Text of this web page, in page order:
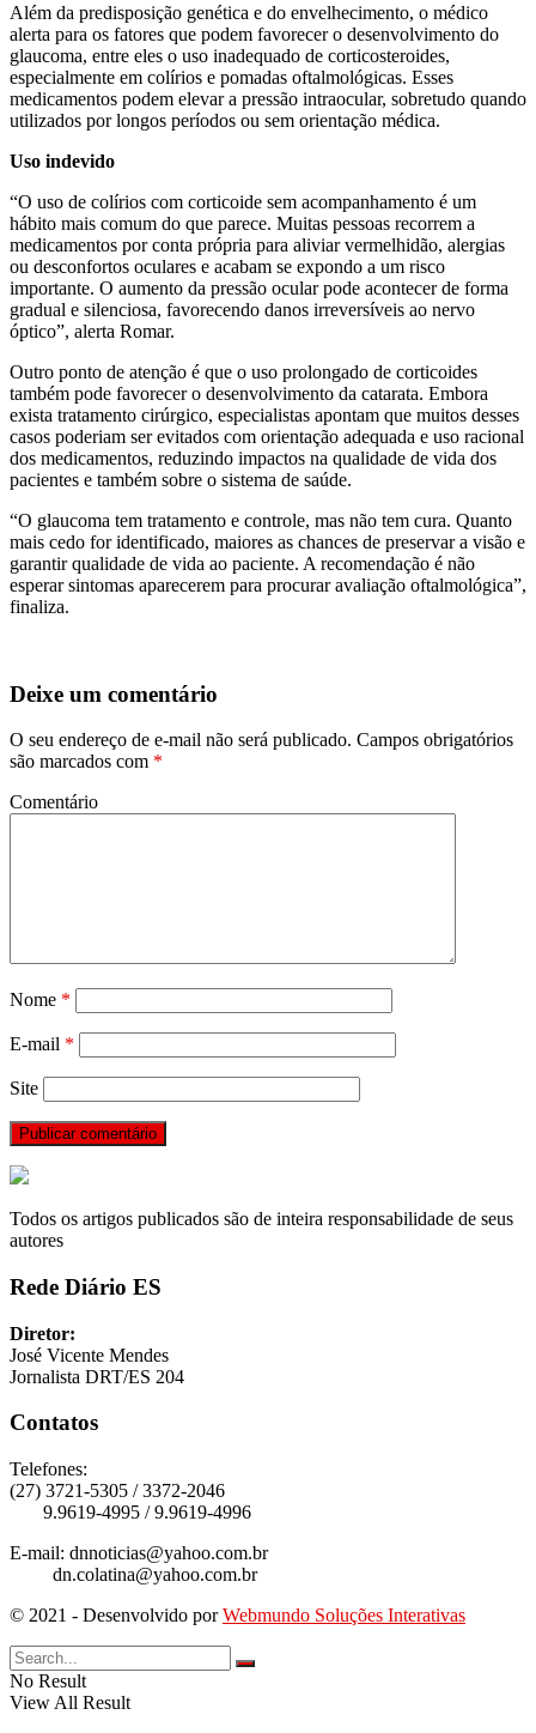
Além da predisposição genética e do envelhecimento, o médico
alerta para os fatores que podem favorecer o desenvolvimento do
glaucoma, entre eles o uso inadequado de corticosteroides,
especialmente em colírios e pomadas oftalmológicas. Esses
medicamentos podem elevar a pressão intraocular, sobretudo quando
utilizados por longos períodos ou sem orientação médica.
Uso indevido
“O uso de colírios com corticoide sem acompanhamento é um
hábito mais comum do que parece. Muitas pessoas recorrem a
medicamentos por conta própria para aliviar vermelhidão, alergias
ou desconfortos oculares e acabam se expondo a um risco
importante. O aumento da pressão ocular pode acontecer de forma
gradual e silenciosa, favorecendo danos irreversíveis ao nervo
óptico”, alerta Romar.
Outro ponto de atenção é que o uso prolongado de corticoides
também pode favorecer o desenvolvimento da catarata. Embora
exista tratamento cirúrgico, especialistas apontam que muitos desses
casos poderiam ser evitados com orientação adequada e uso racional
dos medicamentos, reduzindo impactos na qualidade de vida dos
pacientes e também sobre o sistema de saúde.
“O glaucoma tem tratamento e controle, mas não tem cura. Quanto
mais cedo for identificado, maiores as chances de preservar a visão e
garantir qualidade de vida ao paciente. A recomendação é não
esperar sintomas aparecerem para procurar avaliação oftalmológica”,
finaliza.
Deixe um comentário
O seu endereço de e-mail não será publicado. Campos obrigatórios
são marcados com *
Comentário
Nome *
E-mail *
Site
Todos os artigos publicados são de inteira responsabilidade de seus
autores
Rede Diário ES
Diretor:
José Vicente Mendes
Jornalista DRT/ES 204
Contatos
Telefones:
(27) 3721-5305 / 3372-2046
9.9619-4995 / 9.9619-4996
E-mail: dnnoticias@yahoo.com.br
dn.colatina@yahoo.com.br
© 2021 - Desenvolvido porWebmundo Soluções Interativas
No Result
View All Result